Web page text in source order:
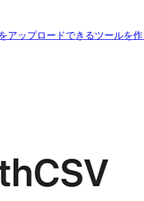
ップロードできるツールを